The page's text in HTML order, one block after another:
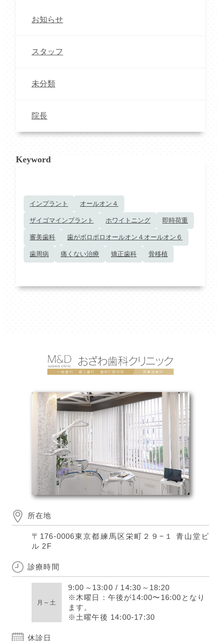
お知らせ
スタッフ
未分類
院長
Keyword
インプラント オールオン４
ザイゴマインプラント ホワイトニング 即時荷重
審美歯科 歯がボロボロオールオン４オールオン６
歯周病 痛くない治療 矯正歯科 骨移植
所在地
〒176-0006東京都練馬区栄町２９−１ 青山堂ビ
ル 2F
診療時間
月～土
9:00 ～ 13:00 / 14:30 ～ 18:20
※木曜日：午後が14:00〜16:00となり
ます。
※土曜午後 14:00-17:30
休診日